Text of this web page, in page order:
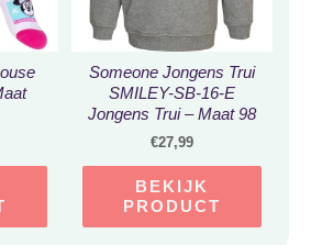
Someone Jongens Trui
SMILEY-SB-16-E
Jongens Trui – Maat 98
€27,99
BEKIJK
PRODUCT